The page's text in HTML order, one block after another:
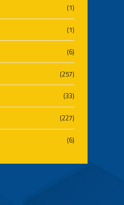
(1)
(1)
(6)
(257)
(33)
(227)
(6)